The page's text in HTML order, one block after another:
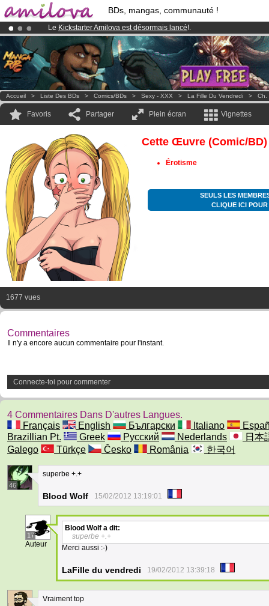
BDs, mangas, communauté !
Le Kickstarter Amilova est désormais lancé!.
Abonnement premium: à partir de3.95 eurospar mois !Clique ici
Déjà 100000membreset 1000BDs & Mangas!
Accueil > Liste Des BDs > Comics/BDs > Sexy - XXX > La Fille Du Vendredi > Ch.
Favoris Partager Plein écran Vignettes
Cette Œuvre (comic/
Érotisme
SEULS LES
CLIQUE ICI
1677 vues
Commentaires
Il n'y a encore aucun commentaire pour l'instant.
Connecte-toi pour commenter
4 Commentaires Dans D'autres Langues.
Français
English Български Italiano
Brazillian Pt.
Greek Русский Nederlands
日本
Galego
Türkçe Česko România 한국어
46
superbe +.+
Blood Wolf 15/02/2012 13:19:01
17
Auteur
Blood Wolf a dit:
superbe +.+
Merci aussi :-)
LaFille du vendredi 19/02/2012 13:39:18
Vraiment top